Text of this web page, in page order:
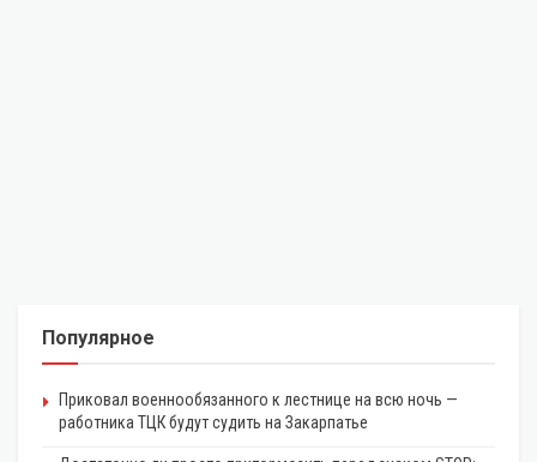
Популярное
Приковал военнообязанного к лестнице на всю ночь —
работника ТЦК будут судить на Закарпатье